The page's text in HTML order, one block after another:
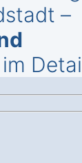
–
im